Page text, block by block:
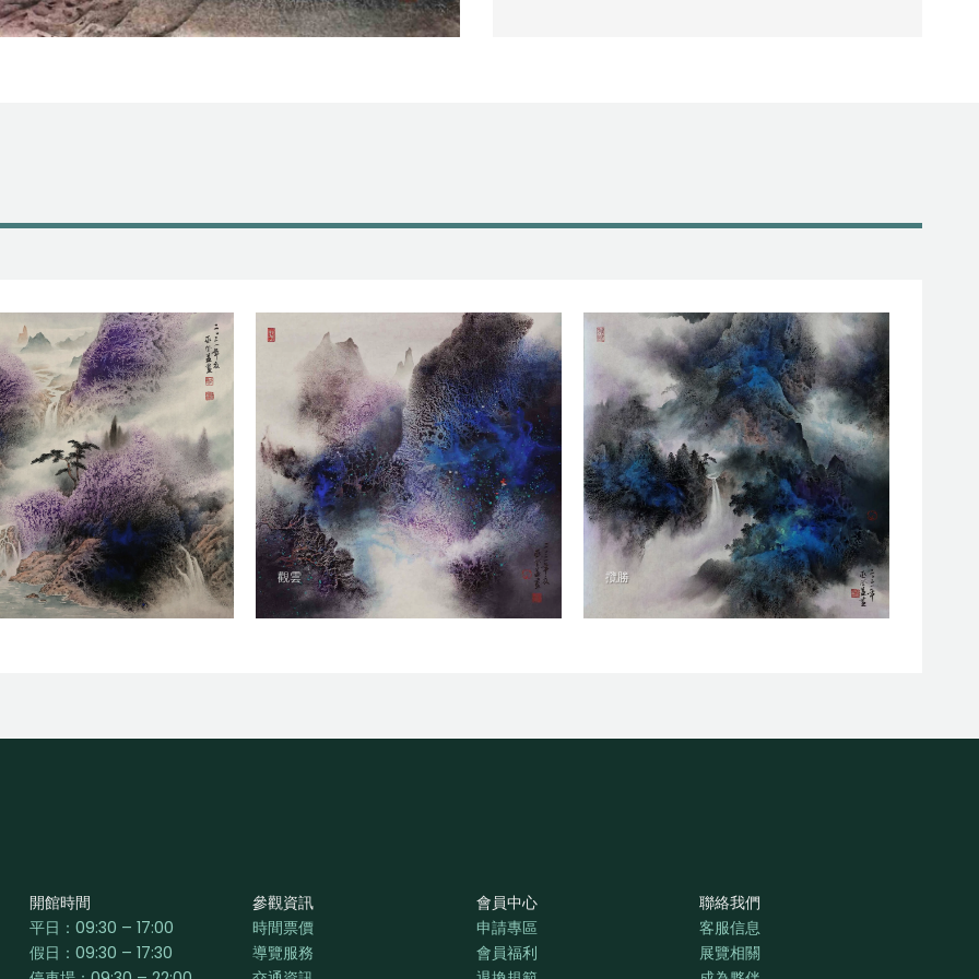
觀雲 攬勝
開館時間
平日：09:30 – 17:00
假日：09:30 – 17:30
參觀資訊
時間票價
導覽服務
會員中心
申請專區
會員福利
聯絡我們
客服信息
展覽相關